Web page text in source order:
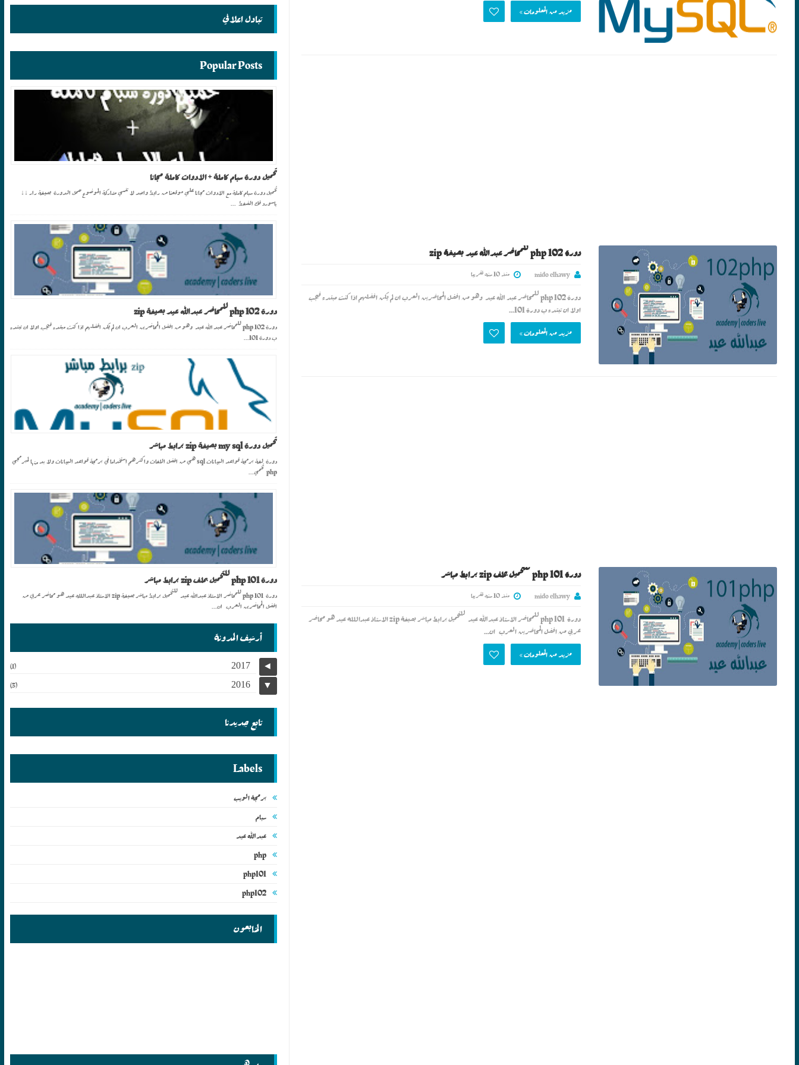
مزيد من المعلومات »
دورة php 102 للمحاضر عبدالله عيد بصيغة zip
mido elhawy منذ 10 سنه تقريبا
دورة php 102 للمحاضر عبد الله عيد وهو من افضل المحاضرين العرب ان لم يكن افضلهم اذا كنت مبتدء فيجب
اولا ان تبتدء ب دورة 101...
مزيد من المعلومات »
دورة php 101 للتحميل بملف zip برابط مباشر
mido elhawy منذ 10 سنه تقريبا
دورة php 101 للمحاضر الاستاذ عبدالله عيد للتحميل برابط مباشر بصيغة zip الاستاذ عبداللله عيد هو محاضر
عربي من افضل المحاضرين العرب ان...
مزيد من المعلومات »
تبادل اعلاني
Popular Posts
تحميل دورة سبام كاملة + الادوات كاملة مجانا
تحميل دورة سبام كاملة مع الادوات مجانا علي موقعنا من رابط واحد لا تنسي مشاركة الموضوع حمل الدورة بصيغة رار ↓↓
باسورد فك الضغط ...
دورة php 102 للمحاضر عبدالله عيد بصيغة zip
دورة php 102 للمحاضر عبد الله عيد وهو من افضل المحاضرين العرب ان لم يكن افضلهم اذا كنت مبتدء فيجب اولا ان تبتدء
ب دورة 101...
تحميل دورة my sql بصيغة zip برابط مباشر
دورة لغة برمجة قواعد البيانات sql هي من افضل اللغات واكثرهم استخداما في برمجة قواعد البيانات ولا بد منها لمبرمجي
php تحمي...
دورة php 101 للتحميل بملف zip برابط مباشر
دورة php 101 للمحاضر الاستاذ عبدالله عيد للتحميل برابط مباشر بصيغة zip الاستاذ عبداللله عيد هو محاضر عربي من
افضل المحاضرين العرب ان...
أرشيف المدونة
◄
2017
(1)
▼
2016
(3)
تابع جديدنا
Labels
برمجة الويب
سبام
عبدالله عيد
php
php101
php102
المتابعون